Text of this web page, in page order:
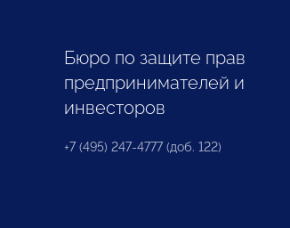
Бюро по защите прав
предпринимателей и
инвесторов
+7 (495) 247-4777 (доб. 122)